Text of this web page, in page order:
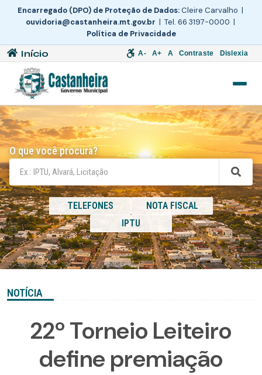
Encarregado (DPO) de Proteção de Dados:Cleire Carvalho |
ouvidoria@castanheira.mt.gov.br | Tel. 66 3197-0000 |
Política de Privacidade
Início A- A+ A Contraste Dislexia
O que você procura?
TELEFONES
NOTA FISCAL
IPTU
NOTÍCIA
22º Torneio Leiteiro
define premiação